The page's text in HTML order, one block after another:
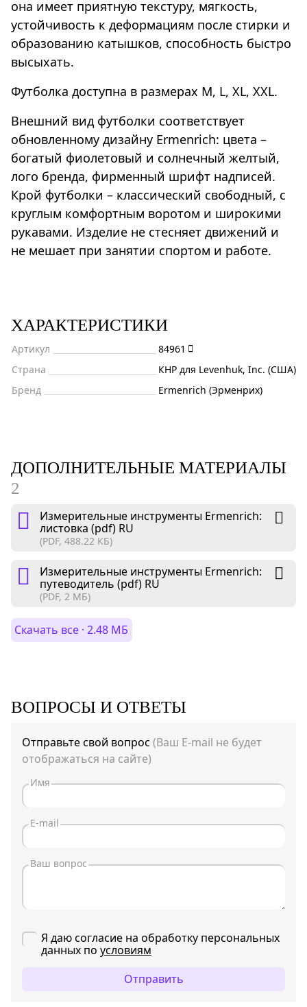
она имеет приятную текстуру, мягкость,
устойчивость к деформациям после стирки и
образованию катышков, способность быстро
высыхать.
Футболка доступна в размерах M, L, XL, XXL.
Внешний вид футболки соответствует
обновленному дизайну Ermenrich: цвета –
богатый фиолетовый и солнечный желтый,
лого бренда, фирменный шрифт надписей.
Крой футболки – классический свободный, с
круглым комфортным воротом и широкими
рукавами. Изделие не стесняет движений и
не мешает при занятии спортом и работе.
ХАРАКТЕРИСТИКИ
Артикул
84961
Страна
КНР для Levenhuk, Inc. (США)
Бренд
Ermenrich (Эрменрих)
ДОПОЛНИТЕЛЬНЫЕ МАТЕРИАЛЫ
2
Измерительные инструменты Ermenrich:
листовка (pdf) RU
(PDF, 488.22 КБ)
Измерительные инструменты Ermenrich:
путеводитель (pdf) RU
(PDF, 2 МБ)
Скачать все · 2.48 МБ
ВОПРОСЫ И ОТВЕТЫ
Отправьте свой вопрос (Ваш E-mail не будет
отображаться на сайте)
Я даю согласие на обработку персональных
данных по условиям
Отправить